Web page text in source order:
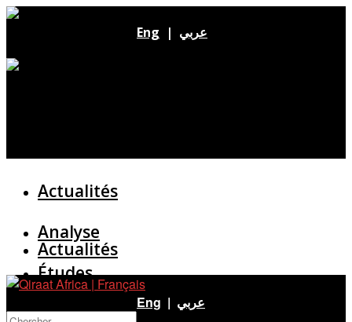
Eng | عربي
Actualités
Analyse
Études
Entretien
Actualités
Eng | عربي